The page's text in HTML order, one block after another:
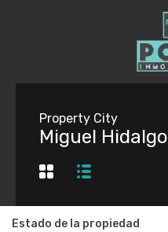
Property City
Miguel Hidalgo
Estado de la propiedad